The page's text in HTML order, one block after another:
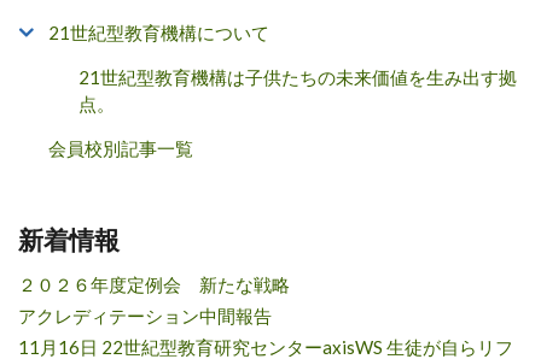
21世紀型教育機構について
21世紀型教育機構は子供たちの未来価値を生み出す拠
点。
会員校別記事一覧
新着情報
２０２６年度定例会 新たな戦略
アクレディテーション中間報告
11月16日 22世紀型教育研究センターaxisWS 生徒が自らリフ